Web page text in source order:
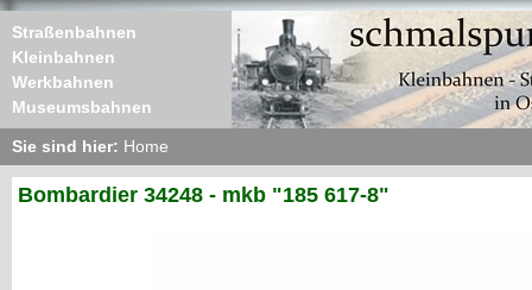
Straßenbahnen
Kleinbahnen
Werkbahnen
Museumsbahnen
Sie sind hier: Home
Bombardier 34248 - mkb "185 617-8"